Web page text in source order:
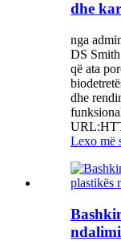
dhe
nga
DS
që ata
dhe
Lexo më